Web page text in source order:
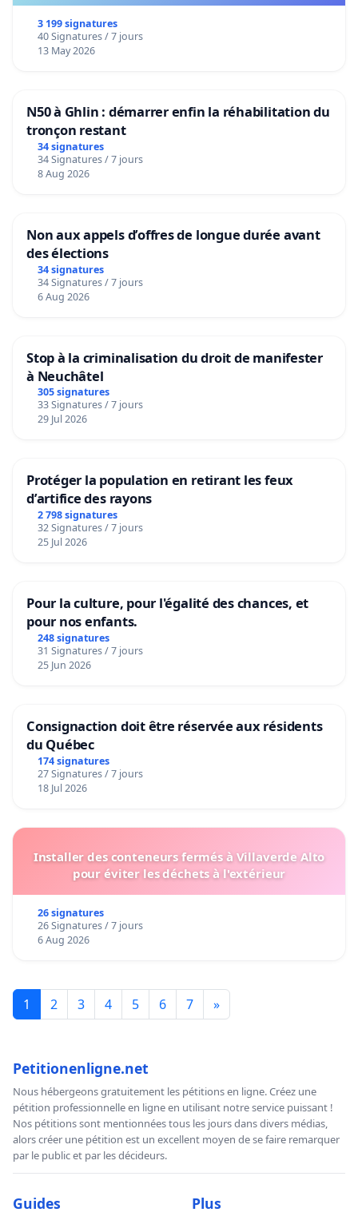
3 199 signatures
40 Signatures / 7 jours
13 May 2026
N50 à Ghlin : démarrer enfin la réhabilitation du
tronçon restant
34 signatures
34 Signatures / 7 jours
8 Aug 2026
Non aux appels d’offres de longue durée avant
des élections
34 signatures
34 Signatures / 7 jours
6 Aug 2026
Stop à la criminalisation du droit de manifester
à Neuchâtel
305 signatures
33 Signatures / 7 jours
29 Jul 2026
Protéger la population en retirant les feux
d’artifice des rayons
2 798 signatures
32 Signatures / 7 jours
25 Jul 2026
Pour la culture, pour l'égalité des chances, et
pour nos enfants.
248 signatures
31 Signatures / 7 jours
25 Jun 2026
Consignaction doit être réservée aux résidents
du Québec
174 signatures
27 Signatures / 7 jours
18 Jul 2026
Installer des conteneurs fermés à Villaverde Alto
pour éviter les déchets à l'extérieur
26 signatures
26 Signatures / 7 jours
6 Aug 2026
1 2 3 4 5 6 7 »
Petitionenligne.net
Nous hébergeons gratuitement les pétitions en ligne. Créez une
pétition professionnelle en ligne en utilisant notre service puissant !
Nos pétitions sont mentionnées tous les jours dans divers médias,
alors créer une pétition est un excellent moyen de se faire remarquer
par le public et par les décideurs.
Guides Plus